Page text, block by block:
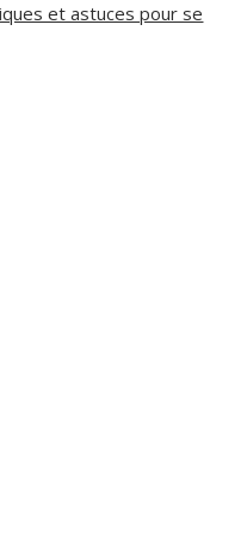
et astuces pour se